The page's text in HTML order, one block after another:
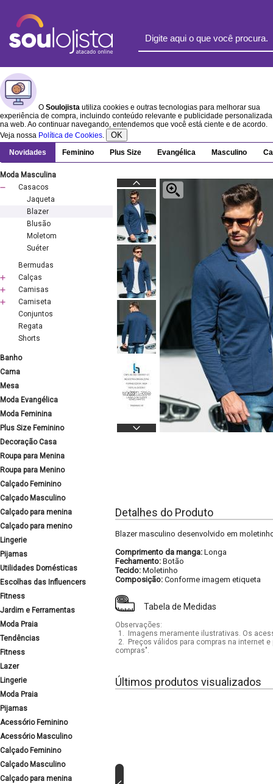
O Soulojista utiliza cookies e outras tecnologias para melhorar sua
experiência de compra, incluindo conteúdo relevante e publicidade personalizada
na web. Ao continuar navegando, entendemos que você está ciente e de acordo.
Veja nossa Política de Cookies. OK
Novidades Feminino Plus Size Evangélica Masculino
Moda Masculina
Casacos
Jaqueta
Blazer
Blusão
Moletom
Suéter
Bermudas
Calças
Camisas
Camiseta
Conjuntos
Regata
Shorts
Banho
Cama
Mesa
Moda Evangélica
Moda Feminina
Plus Size Feminino
Decoração Casa
Roupa para Menina
Roupa para Menino
Calçado Feminino
Calçado Masculino
Calçado para menina
Calçado para menino
Lingerie
Pijamas
Utilidades Domésticas
Escolhas das Influencers
Fitness
Jardim e Ferramentas
Moda Praia
Tendências
Fitness
Lazer
Lingerie
Moda Praia
Pijamas
Acessório Feminino
Acessório Masculino
Calçado Feminino
Calçado Masculino
Calçado para menina
Detalhes do Produto
Blazer masculino desenvolvido em
Comprimento da manga: Longa
Fechamento: Botão
Tecido: Moletinho
Composição: Conforme imagem etiqueta
Tabela de Medidas
Observações:
1.
Imagens meramente ilustrativas. Os
2.
Preços válidos para compras na internet
compras".
Últimos produtos visualizados